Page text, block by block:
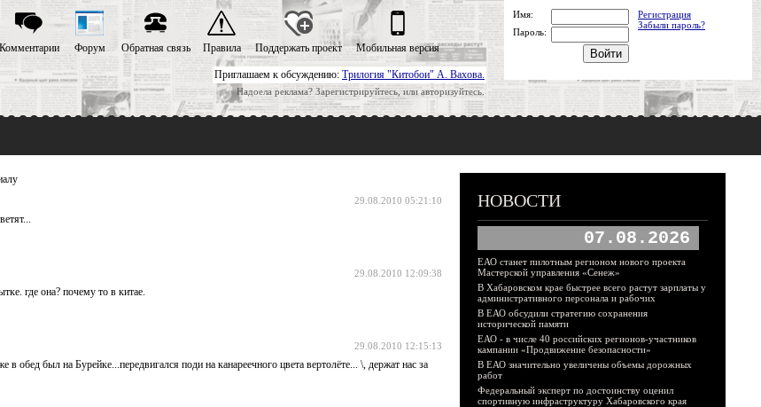
Приглашаем к обсуждению: Трилогия "Китобои" А. Вахова.
Надоела реклама? Зарегистрируйтесь, или авторизуйтесь.
Комментарии Форум Обратная связь Правила Поддержать проект Мобильная версия
Имя:
Регистрация
Забыли пароль?
Пароль:
29.08.2010 05:21:10
29.08.2010 12:09:38
где она? почему то в китае.
29.08.2010 12:15:13
был на Бурейке...передвигался поди на канареечного цвета вертолёте... \, держат нас за
НОВОСТИ
07.08.2026
ЕАО станет пилотным регионом нового проекта
Мастерской управления «Сенеж»
В Хабаровском крае быстрее всего растут зарплаты у
административного персонала и рабочих
В ЕАО обсудили стратегию сохранения
исторической памяти
ЕАО - в числе 40 российских регионов-участников
кампании «Продвижение безопасности»
В ЕАО значительно увеличены объемы дорожных
работ
Федеральный эксперт по достоинству оценил
спортивную инфраструктуру Хабаровского края